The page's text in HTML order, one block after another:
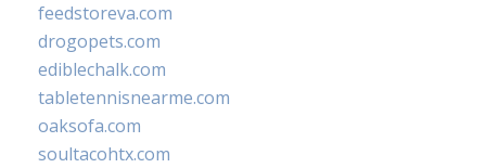
feedstoreva.com
drogopets.com
ediblechalk.com
tabletennisnearme.com
oaksofa.com
soultacohtx.com